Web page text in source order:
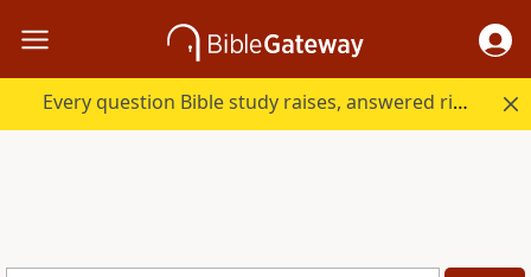
Every question Bible study raises, answered right here.